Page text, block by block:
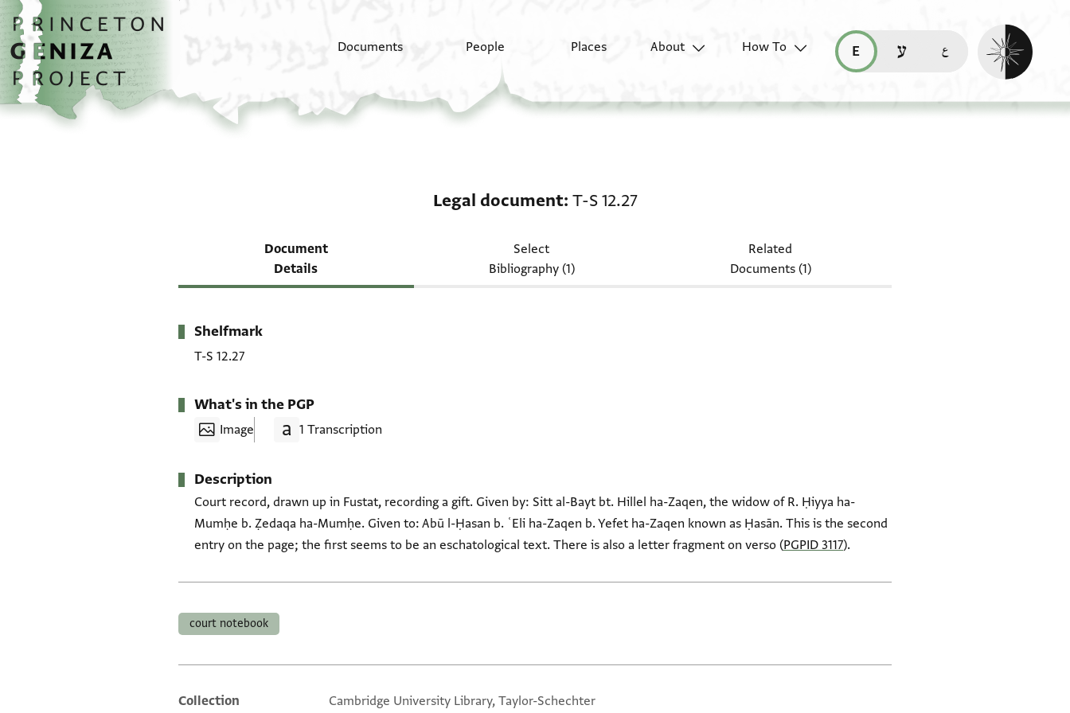
Skip to main content
home
Documents People Places About
How To
read this page in English (en)
קריאת העמוד ב-עברית (he)
Enable dark
Legal document T-S 12.27
Document
Details
Select
Bibliography (1)
Related
Documents (1)
Metadata
Shelfmark
T-S 12.27
What's in the PGP
Image 1 Transcription
Description
Court record, drawn up in Fustat, recording a gift. Given by: Sitt al-Bayt bt. Hillel ha-Zaqen, the widow of R. Ḥiyya ha-
Mumḥe b. Ẓedaqa ha-Mumḥe. Given to: Abū l-Ḥasan b. ʿEli ha-Zaqen b. Yefet ha-Zaqen known as Ḥasān. This is the second
entry on the page; the first seems to be an eschatological text. There is also a letter fragment on verso (PGPID 3117).
court notebook
Additional metadata
Collection
Cambridge University Library, Taylor-Schechter